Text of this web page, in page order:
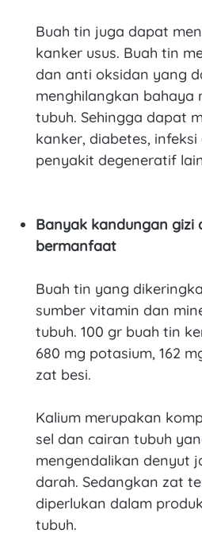
Buah tin juga dapat
kanker usus. Buah tin
dan anti oksidan yang
menghilangkan bahaya
tubuh. Sehingga dapat
kanker, diabetes,
penyakit degeneratif
Banyak kandungan gizi
bermanfaat
Buah tin yang
sumber vitamin dan
tubuh. 100 gr buah tin
680 mg potasium, 162
zat besi.
Kalium merupakan
sel dan cairan tubuh
mengendalikan denyut
darah. Sedangkan zat
diperlukan dalam
tubuh.